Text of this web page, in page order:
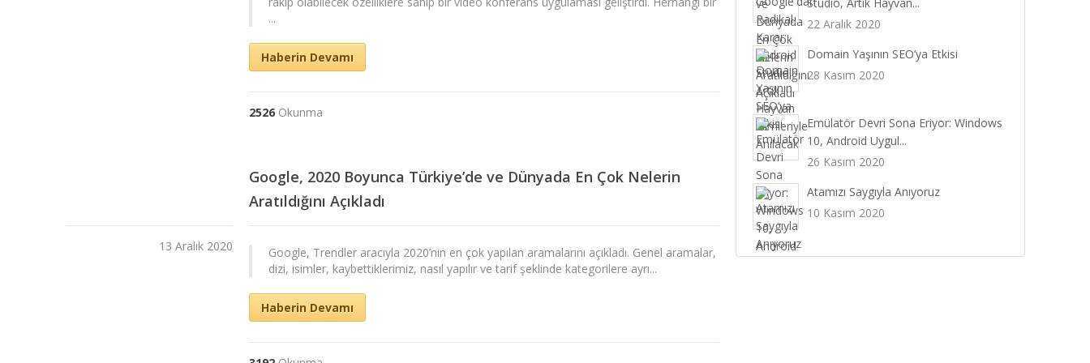
...
Haberin Devamı
2526 Okunma
Google, 2020 Boyunca Türkiye’de ve Dünyada En Çok Nelerin
Aratıldığını Açıkladı
13 Aralık 2020
Google, Trendler aracıyla 2020’nin en çok yapılan aramalarını açıkladı. Genel aramalar,
dizi, isimler, kaybettiklerimiz, nasıl yapılır ve tarif şeklinde kategorilere ayrı...
Haberin Devamı
22 Aralık 2020
Domain Yaşının SEO’ya Etkisi
28 Kasım 2020
Emülatör Devri Sona Eriyor: Windows
10, Android Uygul...
26 Kasım 2020
Atamızı Saygıyla Anıyoruz
10 Kasım 2020